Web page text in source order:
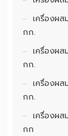
เครื่องผ
กก.
เครื่องผ
กก.
เครื่องผ
กก.
เครื่องผ
กก